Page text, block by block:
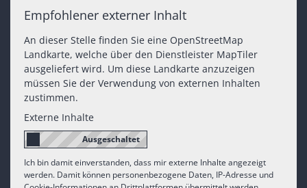
Empfohlener externer Inhalt
An dieser Stelle finden Sie eine OpenStreetMap
Landkarte, welche über den Dienstleister MapTiler
ausgeliefert wird. Um diese Landkarte anzuzeigen
müssen Sie der Verwendung von externen Inhalten
zustimmen.
Externe Inhalte
Ich bin damit einverstanden, dass mir externe Inhalte angezeigt
werden. Damit können personenbezogene Daten, IP-Adresse und